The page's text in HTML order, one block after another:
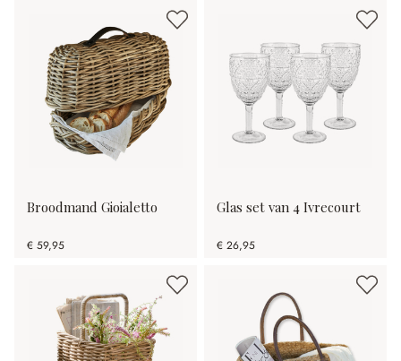
Broodmand Gioialetto
€ 59,95
Glas set van 4 Ivrecourt
€ 26,95